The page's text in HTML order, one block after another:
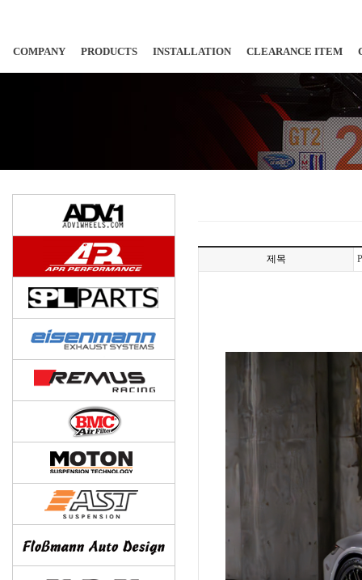
COMPANY PRODUCTS INSTALLATION CLEARANCE ITEM
제목